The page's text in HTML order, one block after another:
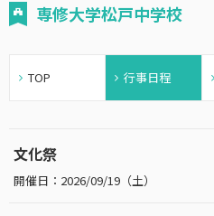
専修大学松戸中学校
TOP 行事日程
2026/09/19（土）
文化祭